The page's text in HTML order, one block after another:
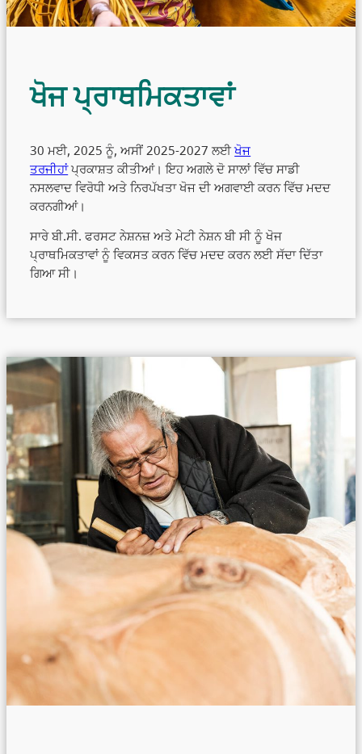
ਖੋਜ ਪ੍ਰਾਥਮਿਕਤਾਵਾਂ
30 ਮਈ, 2025 ਨੂੰ, ਅਸੀਂ 2025-2027 ਲਈਖੋਜ
ਤਰਜੀਹਾਂਪ੍ਰਕਾਸ਼ਤ ਕੀਤੀਆਂ। ਇਹ ਅਗਲੇ ਦੋ ਸਾਲਾਂ ਵਿੱਚ ਸਾਡੀ
ਨਸਲਵਾਦ ਵਿਰੋਧੀ ਅਤੇ ਨਿਰਪੱਖਤਾ ਖੋਜ ਦੀ ਅਗਵਾਈ ਕਰਨ ਵਿੱਚ ਮਦਦ
ਕਰਨਗੀਆਂ।
ਸਾਰੇ ਬੀ.ਸੀ. ਫਰਸਟ ਨੇਸ਼ਨਜ਼ ਅਤੇ ਮੇਟੀ ਨੇਸ਼ਨ ਬੀ ਸੀ ਨੂੰ ਖੋਜ
ਪ੍ਰਾਥਮਿਕਤਾਵਾਂ ਨੂੰ ਵਿਕਸਤ ਕਰਨ ਵਿੱਚ ਮਦਦ ਕਰਨ ਲਈ ਸੱਦਾ ਦਿੱਤਾ
ਗਿਆ ਸੀ।